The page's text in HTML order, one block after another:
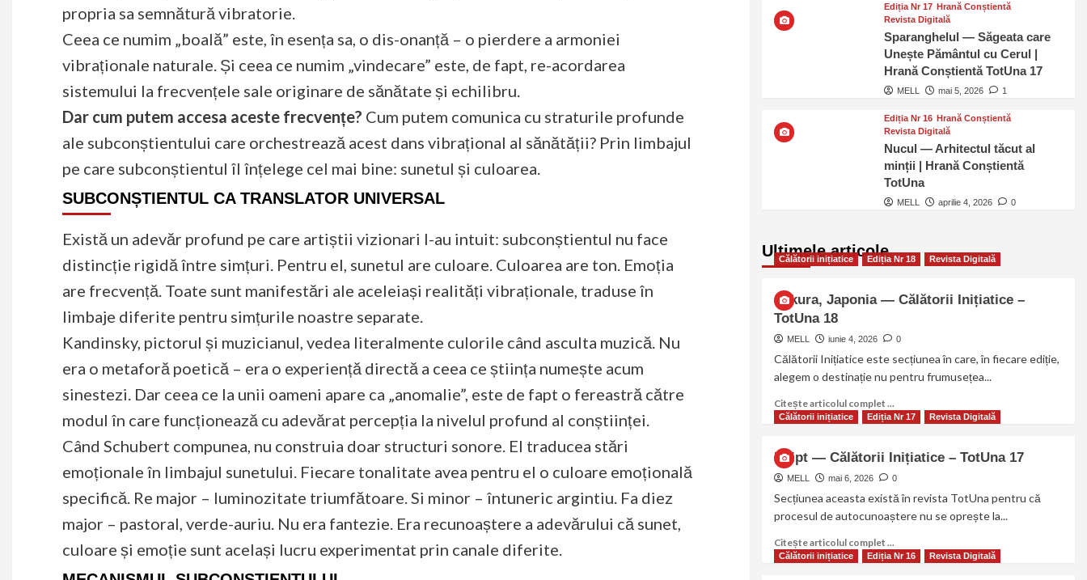
propria sa semnătură vibratorie.
Ceea ce numim „boală” este, în esența sa, o dis-onanță – o pierdere a armoniei
vibraționale naturale. Și ceea ce numim „vindecare” este, de fapt, re-acordarea
sistemului la frecvențele sale originare de sănătate și echilibru.
Dar cum putem accesa aceste frecvențe? Cum putem comunica cu straturile profunde
ale subconștientului care orchestrează acest dans vibrațional al sănătății? Prin limbajul
pe care subconștientul îl înțelege cel mai bine: sunetul și culoarea.
SUBCONȘTIENTUL CA TRANSLATOR UNIVERSAL
Există un adevăr profund pe care artiștii vizionari l-au intuit: subconștientul nu face
distincție rigidă între simțuri. Pentru el, sunetul are culoare. Culoarea are ton. Emoția
are frecvență. Toate sunt manifestări ale aceleiași realități vibraționale, traduse în
limbaje diferite pentru simțurile noastre separate.
Kandinsky, pictorul și muzicianul, vedea literalmente culorile când asculta muzică. Nu
era o metaforă poetică – era o experiență directă a ceea ce știința numește acum
sinestezi. Dar ceea ce la unii oameni apare ca „anomalie”, este de fapt o fereastră către
modul în care funcționează cu adevărat percepția la nivelul profund al conștiinței.
Când Schubert compunea, nu construia doar structuri sonore. El traducea stări
emoționale în limbajul sunetului. Fiecare tonalitate avea pentru el o culoare emoțională
specifică. Re major – luminozitate triumfătoare. Si minor – întuneric argintiu. Fa diez
major – pastoral, verde-auriu. Nu era fantezie. Era recunoaștere a adevărului că sunet,
culoare și emoție sunt același lucru experimentat prin canale diferite.
Ediția Nr 17 Hrană Conștientă
Revista Digitală
Sparanghelul — Săgeata care
Unește Pământul cu Cerul |
Hrană Conștientă TotUna 17
MELL mai 5, 2026 1
Ediția Nr 16 Hrană Conștientă
Revista Digitală
Nucul — Arhitectul tăcut al
minții | Hrană Conștientă
TotUna
MELL aprilie 4, 2026 0
Ultimele articole
Călătorii inițiatice Ediția Nr 18 Revista Digitală
Sakura, Japonia — Călătorii Inițiatice –
TotUna 18
MELL iunie 4, 2026 0
Călătorii Inițiatice este secțiunea în care, în fiecare ediție,
alegem o destinație nu pentru frumusețea...
Citește articolul complet ...
Călătorii inițiatice Ediția Nr 17 Revista Digitală
Egipt — Călătorii Inițiatice – TotUna 17
MELL mai 6, 2026 0
Secțiunea aceasta există în revista TotUna pentru că
procesul de autocunoaștere nu se oprește la...
Citește articolul complet ...
Călătorii inițiatice Ediția Nr 16 Revista Digitală